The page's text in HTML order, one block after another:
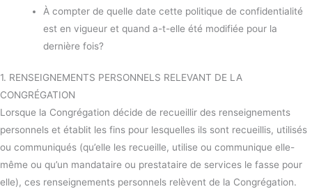
À compter de quelle date cette politique de confidentialité
est en vigueur et quand a-t-elle été modifiée pour la
dernière fois?
1. RENSEIGNEMENTS PERSONNELS RELEVANT DE LA
CONGRÉGATION
Lorsque la Congrégation décide de recueillir des renseignements
personnels et établit les fins pour lesquelles ils sont recueillis, utilisés
ou communiqués (qu’elle les recueille, utilise ou communique elle-
même ou qu’un mandataire ou prestataire de services le fasse pour
elle), ces renseignements personnels relèvent de la Congrégation.